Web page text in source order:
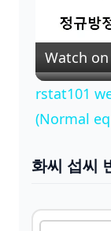
Watch on
rstat101
(Normal
화씨 섭씨